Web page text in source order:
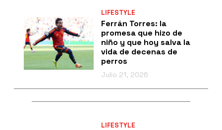
LIFESTYLE
Ferrán Torres: la
promesa que hizo de
niño y que hoy salva la
vida de decenas de
perros
Julio 21, 2026
LIFESTYLE